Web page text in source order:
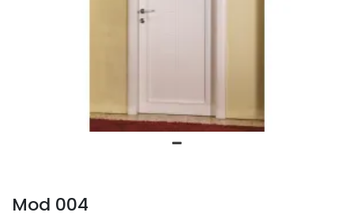
Mod 004